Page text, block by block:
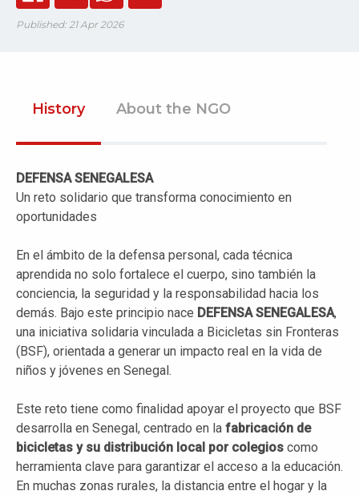
Published: 21 Apr 2026
History About the NGO
DEFENSA SENEGALESA
Un reto solidario que transforma conocimiento en
oportunidades
En el ámbito de la defensa personal, cada técnica
aprendida no solo fortalece el cuerpo, sino también la
conciencia, la seguridad y la responsabilidad hacia los
demás. Bajo este principio nace DEFENSA SENEGALESA,
una iniciativa solidaria vinculada a Bicicletas sin Fronteras
(BSF), orientada a generar un impacto real en la vida de
niños y jóvenes en Senegal.
Este reto tiene como finalidad apoyar el proyecto que BSF
desarrolla en Senegal, centrado en la fabricación de
bicicletas y su distribución local por colegios como
herramienta clave para garantizar el acceso a la educación.
En muchas zonas rurales, la distancia entre el hogar y la